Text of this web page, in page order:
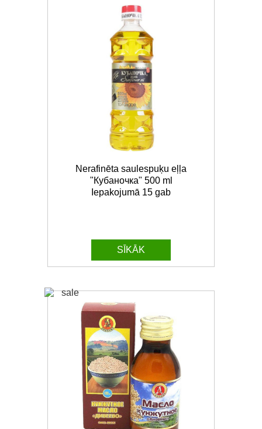
Nerafinēta saulespuķu eļļa
"Кубаночка" 500 ml
Iepakojumā 15 gab
SĪKĀK